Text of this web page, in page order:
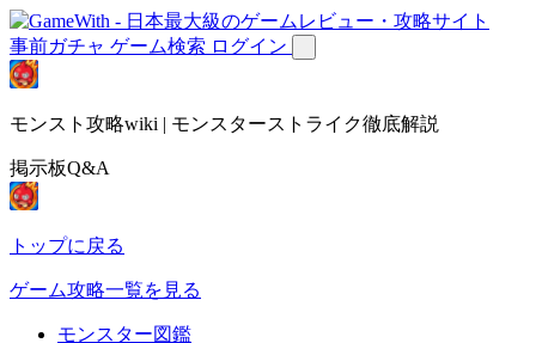
事前ガチャ ゲーム検索 ログイン
モンスト攻略wiki | モンスターストライク徹底解説
掲示板Q&A
トップに戻る
ゲーム攻略一覧を見る
モンスター図鑑